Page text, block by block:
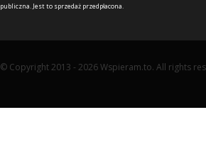
publiczna. Jest to sprzedaż przedpłacona.
© Copyright 2013 - 2026 Wspieram.to. All rights